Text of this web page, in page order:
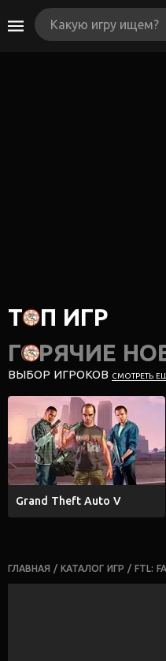
ТОП ИГР
ГОРЯЧИЕ
ВЫБОР ИГРОКОВ СМОТРЕТЬ
Grand Theft Auto V
ГЛАВНАЯ / КАТАЛОГ ИГР / FTL: